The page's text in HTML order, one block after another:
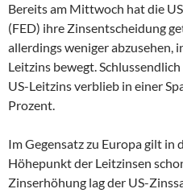
Bereits am Mittwoch hat die
(FED) ihre Zinsentscheidung
allerdings weniger abzusehen,
Leitzins bewegt.
US-Leitzins verblieb in einer
Prozent.
Im Gegensatz zu Europa gilt in
Höhepunkt der Leitzinsen
Zinserhöhung lag der US-